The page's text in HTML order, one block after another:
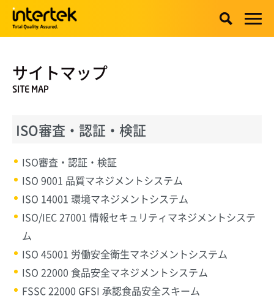
サイトマップ
SITE MAP
ISO審査・認証・検証
ISO審査・認証・検証
ISO 9001 品質マネジメントシステム
ISO 14001 環境マネジメントシステム
ISO/IEC 27001 情報セキュリティマネジメントシステ
ム
ISO 45001 労働安全衛生マネジメントシステム
ISO 22000 食品安全マネジメントシステム
FSSC 22000 GFSI 承認食品安全スキーム